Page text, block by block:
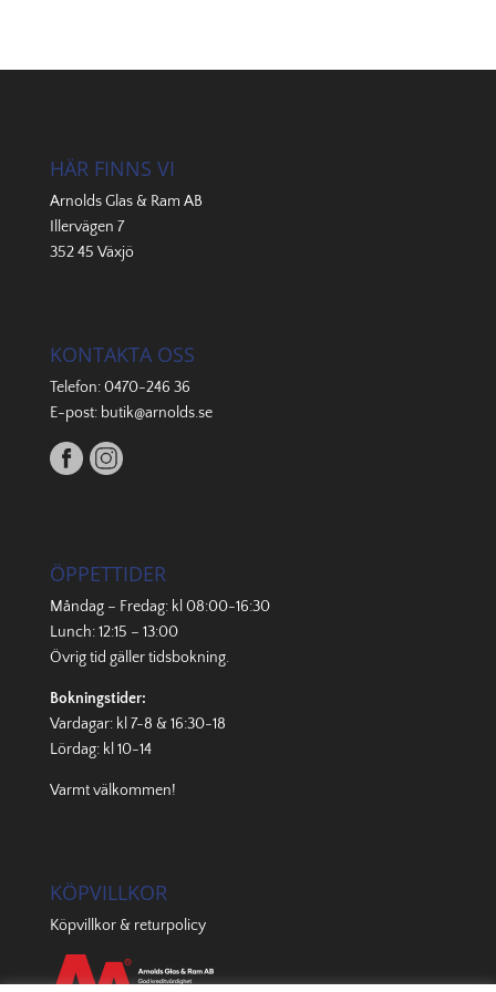
HÄR FINNS VI
Arnolds Glas & Ram AB
Illervägen 7
352 45 Växjö
KONTAKTA OSS
Telefon:0470-246 36
E-post: butik@arnolds.se
ÖPPETTIDER
Måndag – Fredag: kl 08:00-16:30
Lunch: 12:15 – 13:00
Övrig tid gällertidsbokning.
Bokningstider:
Vardagar: kl 7-8 & 16:30-18
Lördag: kl 10-14
Varmt välkommen!
KÖPVILLKOR
Köpvillkor & returpolicy